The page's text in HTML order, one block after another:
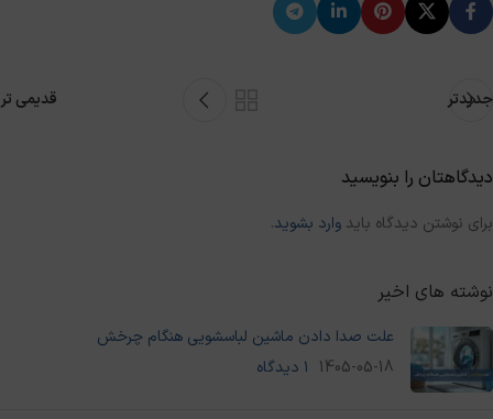
جدیدتر قدیمی تر
دیدگاهتان را بنویسید
برای نوشتن دیدگاه باید وارد بشوید.
نوشته های اخیر
علت صدا دادن ماشین لباسشویی هنگام چرخش
1405-05-18 ۱ دیدگاه